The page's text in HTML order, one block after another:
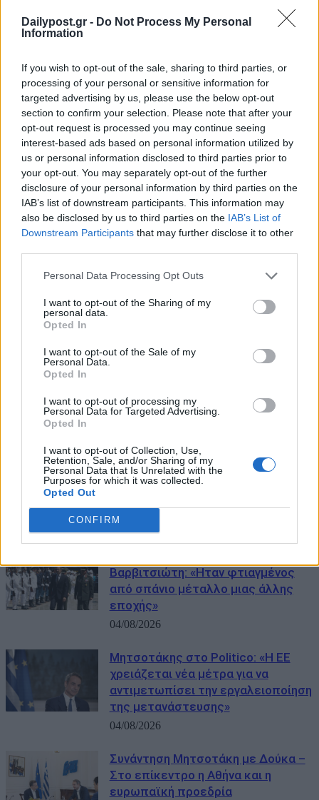
Dailypost.gr - Do Not Process My Personal
Information
If you wish to opt-out of the sale, sharing to third parties, or
processing of your personal or sensitive information for
targeted advertising by us, please use the below opt-out
section to confirm your selection. Please note that after your
opt-out request is processed you may continue seeing
interest-based ads based on personal information utilized by
us or personal information disclosed to third parties prior to
your opt-out. You may separately opt-out of the further
disclosure of your personal information by third parties on the
IAB’s list of downstream participants. This information may
also be disclosed by us to third parties on the IAB’s List of
Downstream Participants that may further disclose it to other
Personal Data Processing Opt Outs
I want to opt-out of the Sharing of my
personal data.
Opted In
I want to opt-out of the Sale of my
Personal Data.
Opted In
I want to opt-out of processing my
Personal Data for Targeted Advertising.
Opted In
I want to opt-out of Collection, Use,
Retention, Sale, and/or Sharing of my
Personal Data that Is Unrelated with the
Purposes for which it was collected.
Opted Out
CONFIRM
ΜΠΟΡΕΙ ΝΑ ΣΑΣ ΕΝΔΙΑΦΕΡΕΙ
προτεραιότητα η βιομηχανία –
Στόχος ένα νέο αναπτυξιακό άλμα»
Συνάντηση Μητσοτάκη με
Αγγελούδη στο Μέγαρο Μαξίμου –
Στο επίκεντρο η ΔΕΘ
05/08/2026
Βαρβιτσιώτη: «Ηταν φτιαγμένος
από σπάνιο μέταλλο μιας άλλης
εποχής»
04/08/2026
Μητσοτάκης στο Politico: «Η ΕΕ
χρειάζεται νέα μέτρα για να
αντιμετωπίσει την εργαλειοποίηση
της μετανάστευσης»
04/08/2026
Συνάντηση Μητσοτάκη με Δούκα –
Στο επίκεντρο η Αθήνα και η
ευρωπαϊκή προεδρία